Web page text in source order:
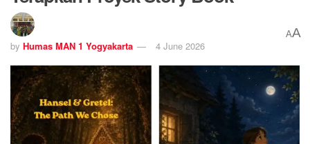
by Humas MAN 1 Yogyakarta 4 June 2026
AA